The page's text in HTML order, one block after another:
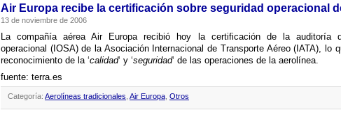
Air Europa recibe la certificación sobre seguridad operacional
13 de noviembre de 2006
La compañí­a aérea Air Europa recibió hoy la certificación de la auditorí­a
operacional (IOSA) de la Asociación Internacional de Transporte Aéreo (IATA), lo
reconocimiento de la ‘calidad‘ y ‘seguridad‘ de las operaciones de la aerolí­nea.
fuente: terra.es
Categoría: Aerolíneas tradicionales Air Europa Otros